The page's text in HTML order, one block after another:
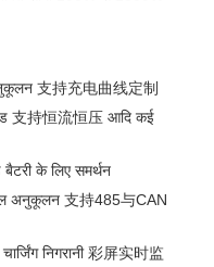
支持充电曲线定制
支持恒流恒压 आदि कई
के लिए समर्थन
अनुकूलन 支持485与CAN
निगरानी 彩屏实时监